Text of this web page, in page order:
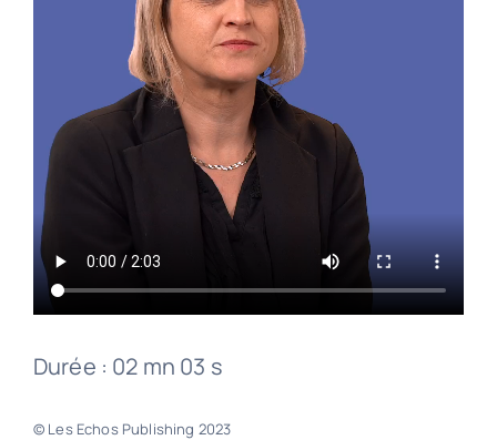
Durée : 02 mn 03 s
© Les Echos Publishing 2023